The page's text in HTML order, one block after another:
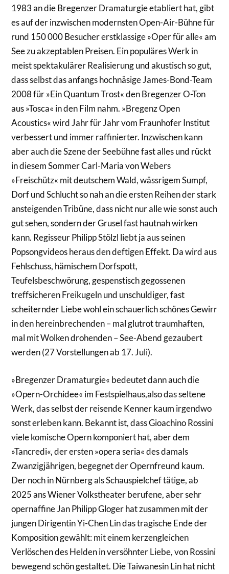
1983 an die Bregenzer Dramaturgie etabliert hat, gibt
es auf der inzwischen modernsten Open-Air-Bühne für
rund 150 000 Besucher erstklassige »Oper für alle« am
See zu akzeptablen Preisen. Ein populäres Werk in
meist spektakulärer Realisierung und akustisch so gut,
dass selbst das anfangs hochnäsige James-Bond-Team
2008 für »Ein Quantum Trost« den Bregenzer O-Ton
aus »Tosca« in den Film nahm. »Bregenz Open
Acoustics« wird Jahr für Jahr vom Fraunhofer Institut
verbessert und immer raffinierter. Inzwischen kann
aber auch die Szene der Seebühne fast alles und rückt
in diesem Sommer Carl-Maria von Webers
»Freischütz« mit deutschem Wald, wässrigem Sumpf,
Dorf und Schlucht so nah an die ersten Reihen der stark
ansteigenden Tribüne, dass nicht nur alle wie sonst auch
gut sehen, sondern der Grusel fast hautnah wirken
kann. Regisseur Philipp Stölzl liebt ja aus seinen
Popsongvideos heraus den deftigen Effekt. Da wird aus
Fehlschuss, hämischem Dorfspott,
Teufelsbeschwörung, gespenstisch gegossenen
treffsicheren Freikugeln und unschuldiger, fast
scheiternder Liebe wohl ein schauerlich schönes Gewirr
in den hereinbrechenden – mal glutrot traumhaften,
mal mit Wolken drohenden – See-Abend gezaubert
werden (27 Vorstellungen ab 17. Juli).
»Bregenzer Dramaturgie« bedeutet dann auch die
»Opern-Orchidee« im Festspielhaus,also das seltene
Werk, das selbst der reisende Kenner kaum irgendwo
sonst erleben kann. Bekannt ist, dass Gioachino Rossini
viele komische Opern komponiert hat, aber dem
»Tancredi«, der ersten »opera seria« des damals
Zwanzigjährigen, begegnet der Opernfreund kaum.
Der noch in Nürnberg als Schauspielchef tätige, ab
2025 ans Wiener Volkstheater berufene, aber sehr
opernaffine Jan Philipp Gloger hat zusammen mit der
jungen Dirigentin Yi-Chen Lin das tragische Ende der
Komposition gewählt: mit einem kerzengleichen
Verlöschen des Helden in versöhnter Liebe, von Rossini
bewegend schön gestaltet. Die Taiwanesin Lin hat nicht